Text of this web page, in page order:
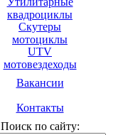
квадроциклы
Скутеры
мотоциклы
UTV
мотовездеходы
Вакансии
Контакты
Поиск по сайту: